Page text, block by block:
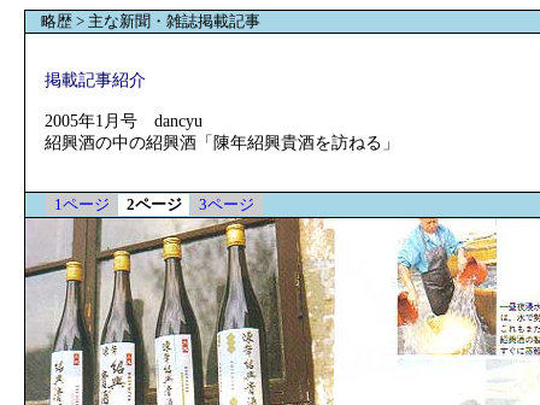
略歴 > 主な新聞・雑誌掲載記事
掲載記事紹介
2005年1月号 dancyu
紹興酒の中の紹興酒「陳年紹興貴酒を訪ねる」
1ページ 2ページ 3ページ